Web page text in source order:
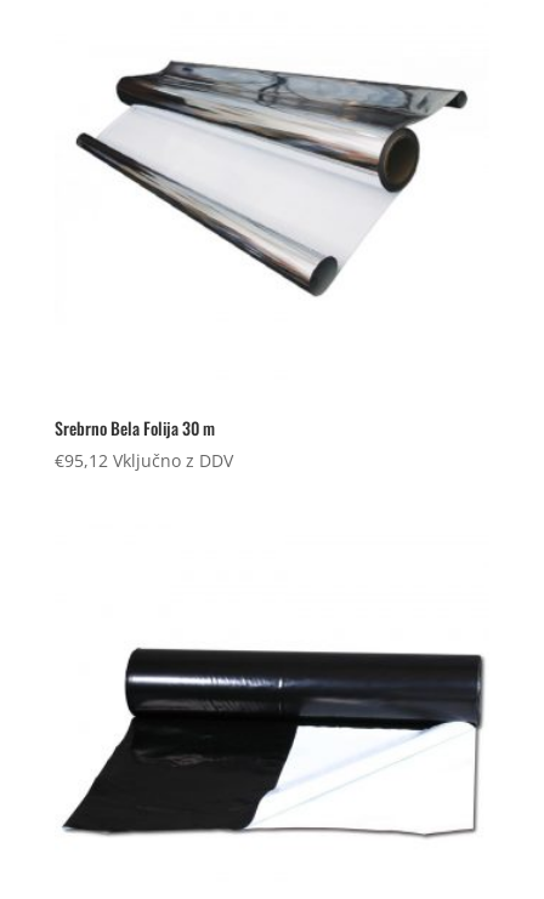
Srebrno Bela Folija 30 m
€95,12 Vključno z DDV